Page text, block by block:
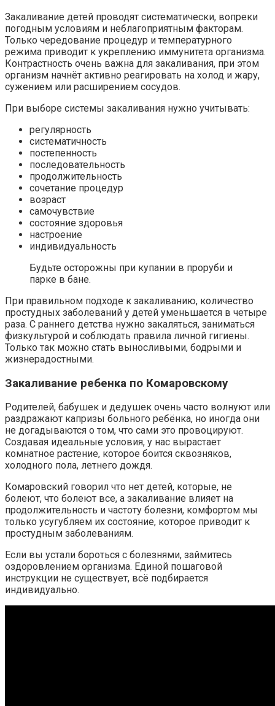
Закаливание детей проводят систематически, вопреки
погодным условиям и неблагоприятным факторам.
Только чередование процедур и температурного
режима приводит к укреплению иммунитета организма.
Контрастность очень важна для закаливания, при этом
организм начнёт активно реагировать на холод и жару,
сужением или расширением сосудов.
При выборе системы закаливания нужно учитывать:
регулярность
систематичность
постепенность
последовательность
продолжительность
сочетание процедур
возраст
самочувствие
состояние здоровья
настроение
индивидуальность
Будьте осторожны при купании в проруби и
парке в бане.
При правильном подходе к закаливанию, количество
простудных заболеваний у детей уменьшается в четыре
раза. С раннего детства нужно закаляться, заниматься
физкультурой и соблюдать правила личной гигиены.
Только так можно стать выносливыми, бодрыми и
жизнерадостными.
Закаливание ребенка по Комаровскому
Родителей, бабушек и дедушек очень часто волнуют или
раздражают капризы больного ребёнка, но иногда они
не догадываются о том, что сами это провоцируют.
Создавая идеальные условия, у нас вырастает
комнатное растение, которое боится сквозняков,
холодного пола, летнего дождя.
Комаровский говорил что нет детей, которые, не
болеют, что болеют все, а закаливание влияет на
продолжительность и частоту болезни, комфортом мы
только усугубляем их состояние, которое приводит к
простудным заболеваниям.
Если вы устали бороться с болезнями, займитесь
оздоровлением организма. Единой пошаговой
инструкции не существует, всё подбирается
индивидуально.